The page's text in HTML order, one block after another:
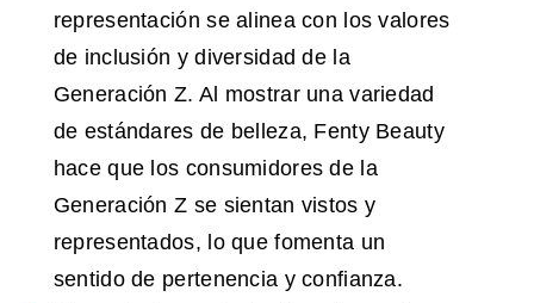
representación se alinea con los valores
de inclusión y diversidad de la
Generación Z. Al mostrar una variedad
de estándares de belleza, Fenty Beauty
hace que los consumidores de la
Generación Z se sientan vistos y
representados, lo que fomenta un
sentido de pertenencia y confianza.